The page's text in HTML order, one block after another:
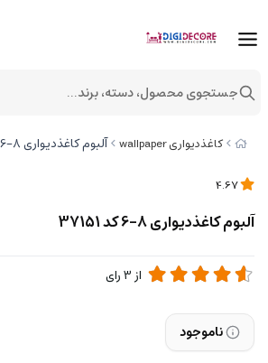
کاغذدیواری wallpaper آلبوم کاغذدیواری 8-6 کد 37151
آلبوم کاغذدیواری 8-6 کد 37151
از 3رای
ناموجود
جستجوی محصول، دسته، برند...